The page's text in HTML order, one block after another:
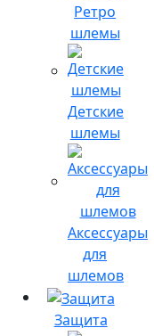
Ретро
шлемы
Детские
шлемы
Аксессуары
для
шлемов
Защита